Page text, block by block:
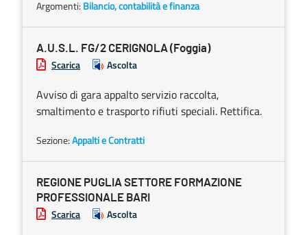
Argomenti: Bilancio, contabilità e finanza
A.U.S.L. FG/2 CERIGNOLA (Foggia)
Scarica Ascolta
Avviso di gara appalto servizio raccolta,
smaltimento e trasporto rifiuti speciali. Rettifica.
Sezione:Appalti e Contratti
REGIONE PUGLIA SETTORE FORMAZIONE
PROFESSIONALE BARI
Scarica Ascolta